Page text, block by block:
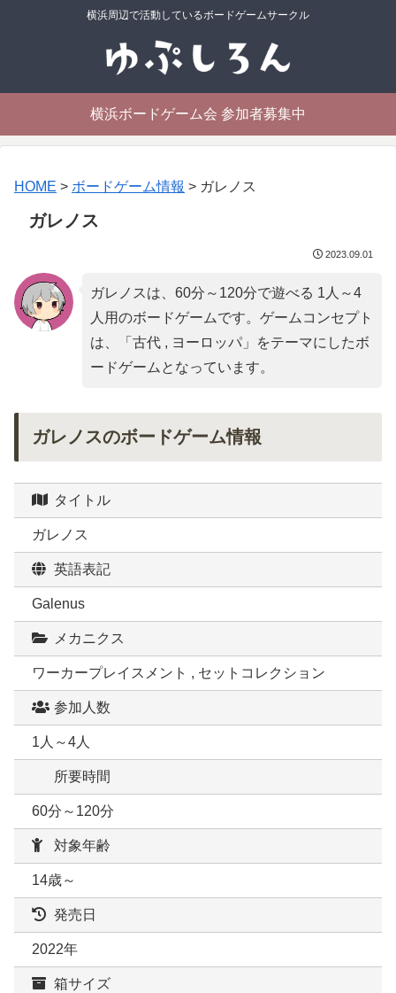
横浜周辺で活動しているボードゲームサークル
横浜ボードゲーム会 参加者募集中
HOME > ボードゲーム情報 > ガレノス
ガレノス
2023.09.01
ガレノスは、60分～120分で遊べる 1人～4
人用のボードゲームです。ゲームコンセプト
は、「 古代 , ヨーロッパ」をテーマにしたボ
ードゲームとなっています。
ガレノスのボードゲーム情報
タイトル
ガレノス
英語表記
Galenus
メカニクス
ワーカープレイスメント , セットコレクション
参加人数
1人～4人
所要時間
60分～120分
対象年齢
14歳～
発売日
2022年
箱サイズ